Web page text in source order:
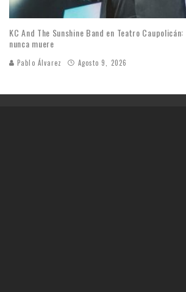
KC And The Sunshine Band en Teatro
nunca muere
Pablo Álvarez Agosto 9, 2026